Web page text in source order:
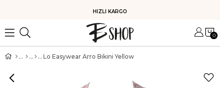
HIZLI KARGO
0
Lo Easywear Arro Bikini Yellow